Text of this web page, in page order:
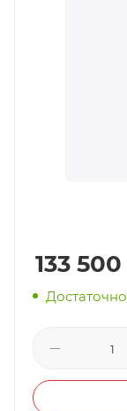
133 500
Достаточно